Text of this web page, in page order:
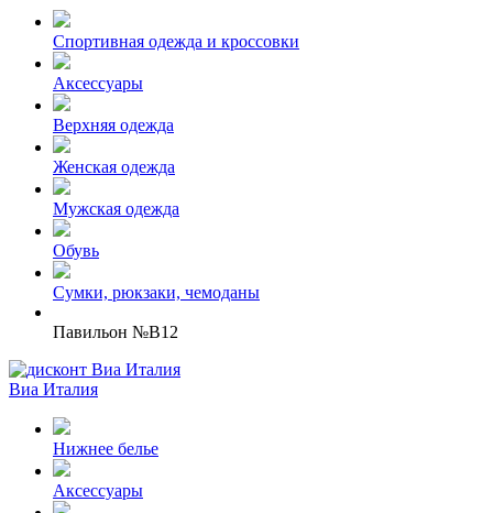
Спортивная одежда и кроссовки
Аксессуары
Верхняя одежда
Женская одежда
Мужская одежда
Обувь
Сумки, рюкзаки, чемоданы
Павильон №B12
Виа Италия
Нижнее белье
Аксессуары